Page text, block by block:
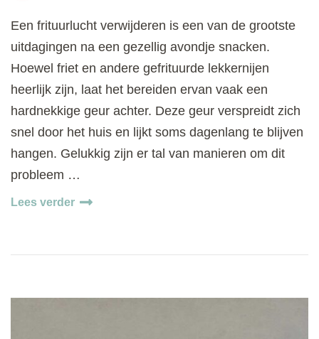
Een frituurlucht verwijderen is een van de grootste
uitdagingen na een gezellig avondje snacken.
Hoewel friet en andere gefrituurde lekkernijen
heerlijk zijn, laat het bereiden ervan vaak een
hardnekkige geur achter. Deze geur verspreidt zich
snel door het huis en lijkt soms dagenlang te blijven
hangen. Gelukkig zijn er tal van manieren om dit
probleem …
Lees verder